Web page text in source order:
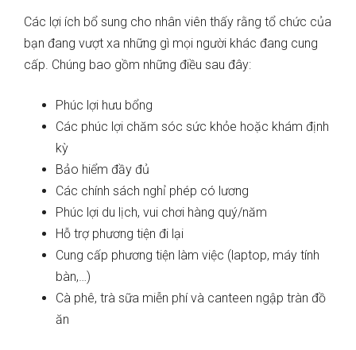
Các lợi ích bổ sung cho nhân viên thấy rằng tổ chức của
bạn đang vượt xa những gì mọi người khác đang cung
cấp. Chúng bao gồm những điều sau đây:
Phúc lợi hưu bổng
Các phúc lợi chăm sóc sức khỏe hoặc khám định
kỳ
Bảo hiểm đầy đủ
Các chính sách nghỉ phép có lương
Phúc lợi du lịch, vui chơi hàng quý/năm
Hỗ trợ phương tiện đi lại
Cung cấp phương tiện làm việc (laptop, máy tính
bàn,…)
Cà phê, trà sữa miễn phí và canteen ngập tràn đồ
ăn